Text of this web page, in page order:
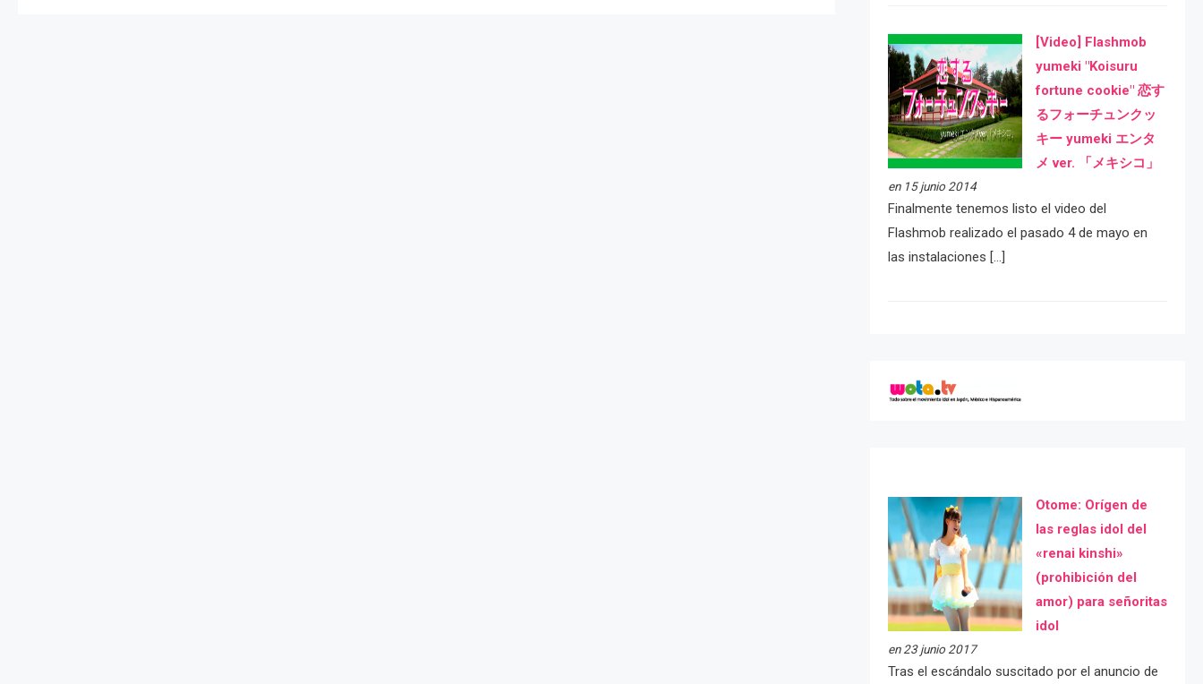
[Video] Flashmob
yumeki "Koisuru
fortune cookie" 恋す
るフォーチュンクッ
キー yumeki エンタ
メ ver. 「メキシコ」
en 15 junio 2014
Finalmente tenemos listo el video del
Flashmob realizado el pasado 4 de mayo en
las instalaciones […]
Otome: Orígen de
las reglas idol del
«renai kinshi»
(prohibición del
amor) para señoritas
idol
en 23 junio 2017
Tras el escándalo suscitado por el anuncio de